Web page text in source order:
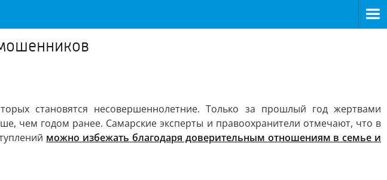
становятся несовершеннолетние. Только за прошлый год жертвами
чем годом ранее. Самарские эксперты и правоохранители отмечают, что в
можно избежать благодаря доверительным отношениям в семье и